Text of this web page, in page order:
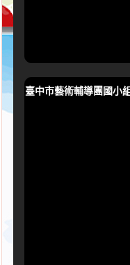
臺中市藝術輔導團國小